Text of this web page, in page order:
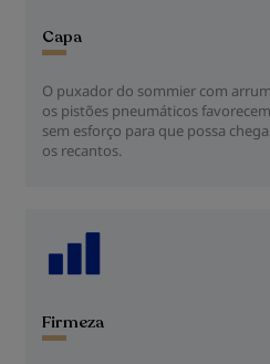
Capa
O puxador do sommier com
os pistões pneumáticos
sem esforço para que possa
os recantos.
Firmeza